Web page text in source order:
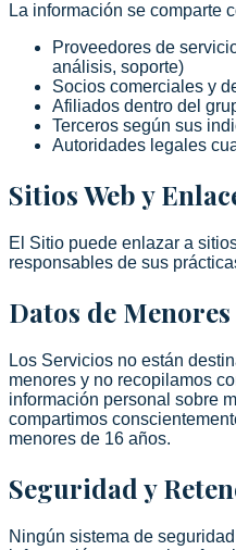
La información se comparte
Proveedores de
análisis, soporte)
Socios comerciales y
Afiliados dentro del
Terceros según sus
Autoridades legales
Sitios Web y
El Sitio puede enlazar a
responsables de sus
Datos de Menores
Los Servicios no están
menores y no recopilamos
información personal sobre
compartimos
menores de 16 años.
Seguridad y
Ningún sistema de